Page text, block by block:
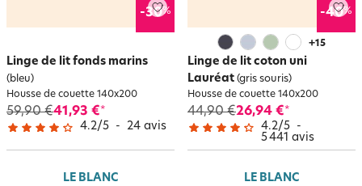
-30%
Linge de lit fonds marins
(bleu)
Housse de couette 140x200
59,90 €41,93 €*
4.2/5 - 24 avis
-40%
+15
Linge de lit coton uni
Lauréat (gris souris)
Housse de couette 140x200
44,90 €26,94 €*
4.2/5 -
5 441 avis
LE BLANC LE BLANC